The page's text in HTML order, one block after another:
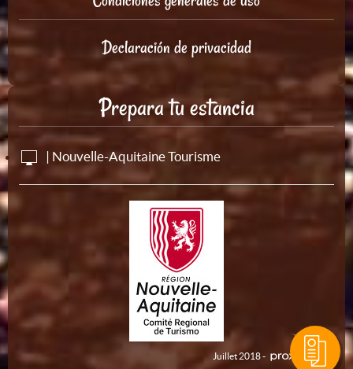
Declaración de privacidad
Prepara tu estancia
| Nouvelle-Aquitaine Tourisme
Juillet 2018 -